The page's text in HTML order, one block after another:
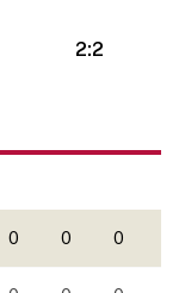
2:2
0 0 0